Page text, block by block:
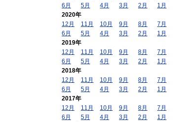
6月
5月 4月 3月 2月
1月
2020年
12月
11月 10月 9月 8月
7月
6月
5月 4月 3月 2月
1月
2019年
12月
11月 10月 9月 8月
7月
6月
5月 4月 3月 2月
1月
2018年
12月
11月 10月 9月 8月
7月
6月
5月 4月 3月 2月
1月
2017年
12月
11月 10月 9月 8月
7月
6月
5月 4月 3月 2月
1月